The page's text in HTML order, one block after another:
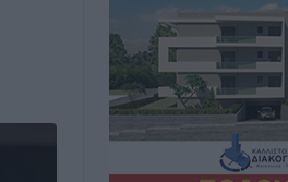
Τοπικές Ειδήσεις πριν 5
“Η Ευρώπη
προσφυγικό σαν
συγκλονιστική
Γιασιράνη στον RV